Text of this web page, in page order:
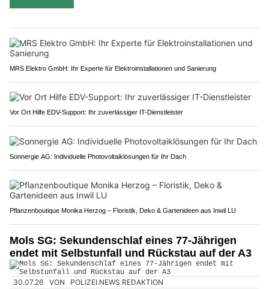
MRS Elektro GmbH: Ihr Experte für Elektroinstallationen und Sanierung
Vor Ort Hilfe EDV-Support: Ihr zuverlässiger IT-Dienstleister
Sonnergie AG: Individuelle Photovoltaiklösungen für Ihr Dach
Pflanzenboutique Monika Herzog – Floristik, Deko & Gartenideen aus Inwil LU
Mols SG: Sekundenschlaf eines 77-Jährigen
endet mit Selbstunfall und Rückstau auf der A3
30.07.26 VON POLIZEI.NEWS REDAKTION